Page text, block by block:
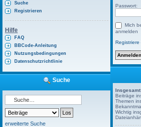
Suche
Registrieren
Hilfe
FAQ
BBCode-Anleitung
Nutzungsbedingungen
Datenschutzrichtlinie
Suche
erweiterte Suche
Passwort:
Mich
anmelden
Registriere
Insgesamt
Beiträge
Themen
Wichtig